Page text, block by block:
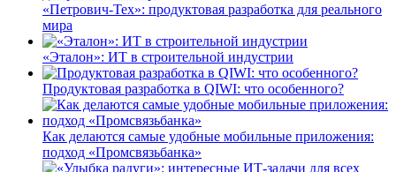
«Петрович-Тех»: продуктовая разработка для реального
мира
«Эталон»: ИТ в строительной индустрии
Продуктовая разработка в QIWI: что особенного?
Как делаются самые удобные мобильные приложения:
подход «Промсвязьбанка»